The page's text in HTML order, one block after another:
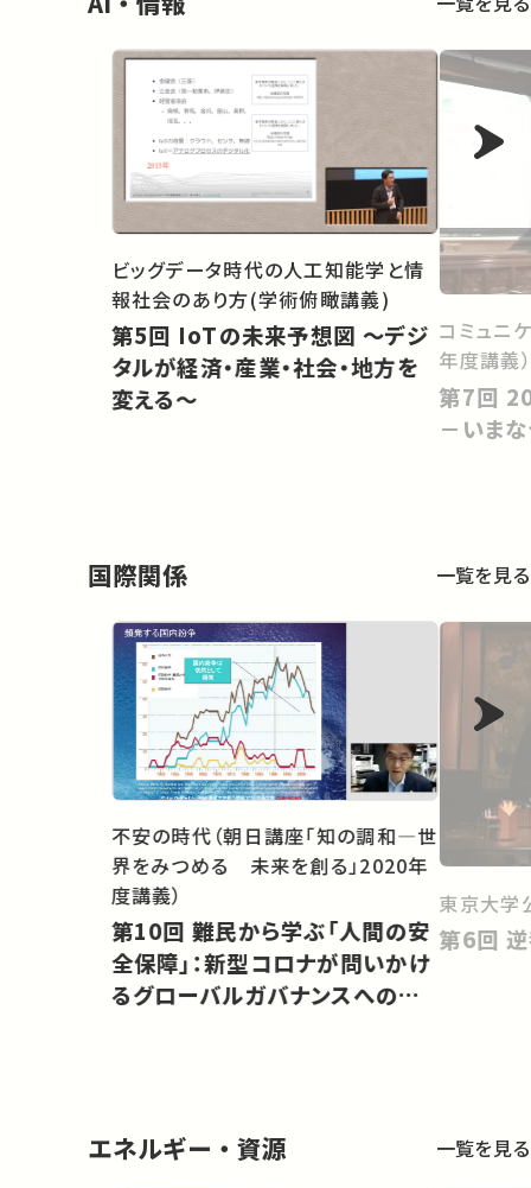
ビッグデータ時代の人工知能学と情
報社会のあり方(学術俯瞰講義)
第5回 IoTの未来予想図 ～デジ
タルが経済・産業・社会・地方を
変える～
コミュニ
年度講義）
第7回 20世紀から21世紀へ
－いま
国際関係 一覧を見る
不安の時代（朝日講座「知の調和―世
界をみつめる 未来を創る」2020年
度講義）
第10回 難民から学ぶ「人間の安
全保障」：新型コロナが問いかけ
るグローバルガバナンスへの展
東京大学
第
エネルギー・資源 一覧を見る